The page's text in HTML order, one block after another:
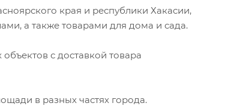
края и республики Хакасии,
а также товарами для дома и сада.
с доставкой товара
в разных частях города.